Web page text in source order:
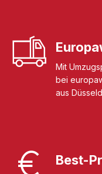
Mit
bei
aus
Best-